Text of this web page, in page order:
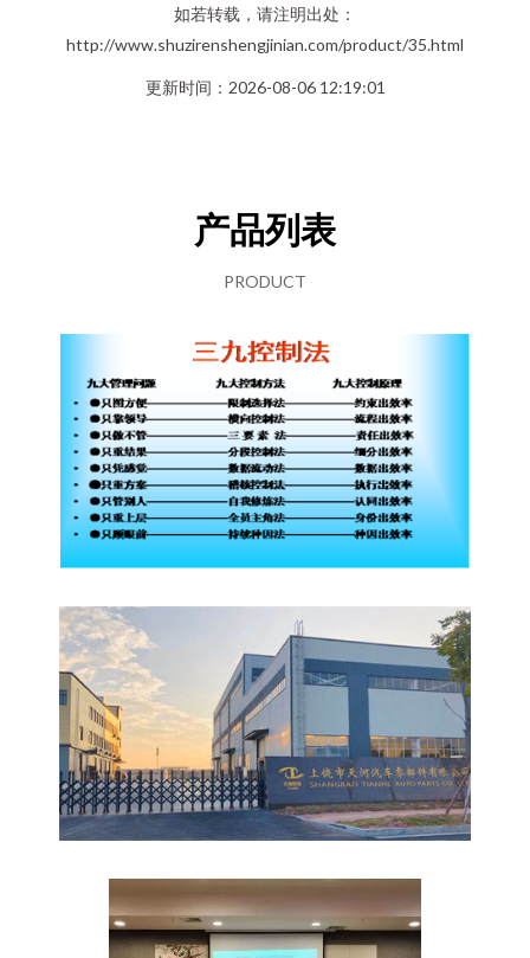
如若转载，请注明出处：
http://www.shuzirenshengjinian.com/product/35.html
更新时间：2026-08-06 12:19:01
产品列表
PRODUCT